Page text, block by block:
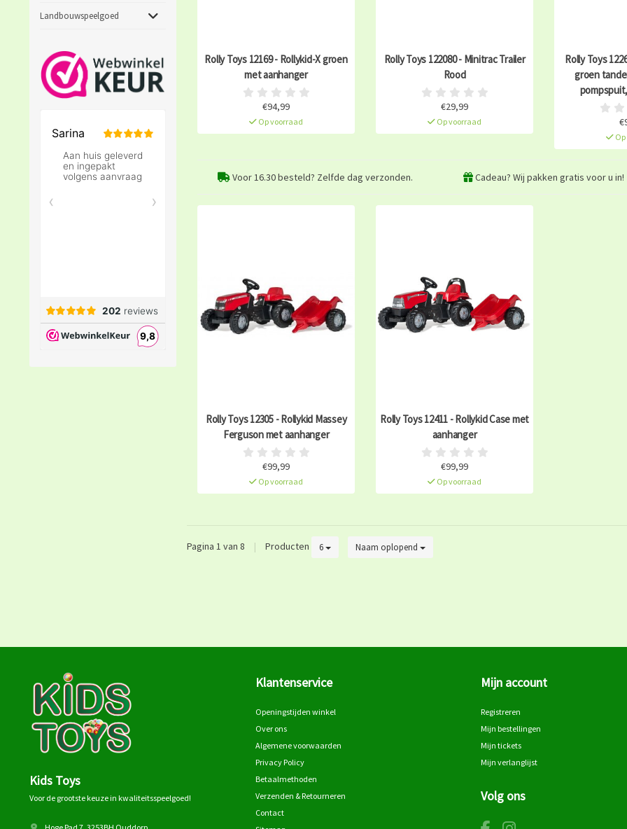
Landbouwspeelgoed
Rolly Toys 12169 - Rollykid-X groen
met aanhanger
€94,99
Op voorraad
Rolly Toys 122080 - Minitrac Trailer
Rood
€29,99
Op voorraad
Rolly Toys
groen
Voor 16.30 besteld? Zelfde dag verzonden. Cadeau? Wij pakken gratis voor u in!
Rolly Toys 12305 - Rollykid Massey
Ferguson met aanhanger
€99,99
Op voorraad
Rolly Toys 12411 - Rollykid Case met
aanhanger
€99,99
Op voorraad
Pagina 1 van 8 | Producten 6 Naam oplopend
Kids Toys
Voor de grootste keuze in kwaliteitsspeelgoed!
Klantenservice
Openingstijden winkel
Over ons
Algemene voorwaarden
Privacy Policy
Betaalmethoden
Verzenden & Retourneren
Contact
Mijn account
Registreren
Mijn bestellingen
Mijn tickets
Mijn verlanglijst
Volg ons